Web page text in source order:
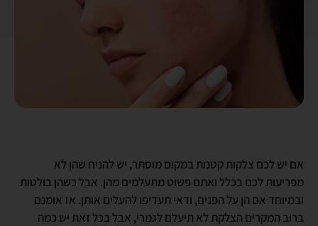
אם יש לכם צלקות קטנות במקום מוסתר, יש להניח שהן לא
מפריעות לכם בכלל ואתם פשוט מתעלמים מהן. אבל כשהן בולטות
ובמיוחד אם הן על הפנים, ודאי תעדיפו להעלים אותן. אז אומנם
ברוב המקרים הצלקת לא תיעלם לגמרי, אבל בכל זאת יש כמה